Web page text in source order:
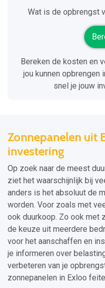
Wat is de opbrengst
Bereken de kosten en
jou kunnen opbrengen
snel je jouw
Zonnepanelen uit
investering
Op zoek naar de meest
ziet het waarschijnlijk bij
anders is het absoluut de
worden. Voor zoals met
ook duurkoop. Zo ook met
de keuze uit meerdere
voor het aanschaffen en
je informeren over
verbeteren van je
zonnepanelen in Exloo